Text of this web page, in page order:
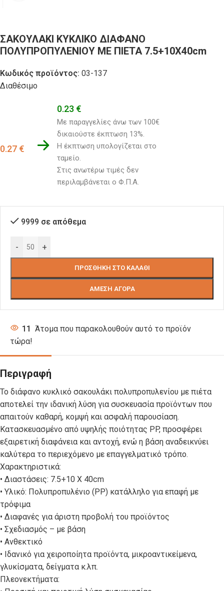
ΣΑΚΟΥΛΑΚΙ ΚΥΚΛΙΚΟ ΔΙΑΦΑΝΟ
ΠΟΛΥΠΡΟΠΥΛΕΝΙΟΥ ΜΕ ΠΙΕΤΑ 7.5+10Χ40cm
Κωδικός προϊόντος: 03-137
Διαθέσιμο
0.27 €
0.23 €
Με παραγγελίες άνω των 100€
δικαιούστε έκπτωση 13%.
Η έκπτωση υπολογίζεται στο
ταμείο.
Στις ανωτέρω τιμές δεν
περιλαμβάνεται ο Φ.Π.Α.
9999 σε απόθεμα
- +
ΠΡΟΣΘΉΚΗ ΣΤΟ ΚΑΛΆΘΙ
ΆΜΕΣΗ ΑΓΟΡΆ
11 Άτομα που παρακολουθούν αυτό το προϊόν
τώρα!
Περιγραφή
Το διάφανο κυκλικό σακουλάκι πολυπροπυλενίου με πιέτα
αποτελεί την ιδανική λύση για συσκευασία προϊόντων που
απαιτούν καθαρή, κομψή και ασφαλή παρουσίαση.
Κατασκευασμένο από υψηλής ποιότητας PP, προσφέρει
εξαιρετική διαφάνεια και αντοχή, ενώ η βάση αναδεικνύει
καλύτερα το περιεχόμενο με επαγγελματικό τρόπο.
Χαρακτηριστικά:
• Διαστάσεις: 7.5+10 Χ 40cm
• Υλικό: Πολυπροπυλένιο (PP) κατάλληλο για επαφή με
τρόφιμα
• Διαφανές για άριστη προβολή του προϊόντος
• Σχεδιασμός – με βάση
• Ανθεκτικό
• Ιδανικό για χειροποίητα προϊόντα, μικροαντικείμενα,
γλυκίσματα, δείγματα κ.λπ.
Πλεονεκτήματα: